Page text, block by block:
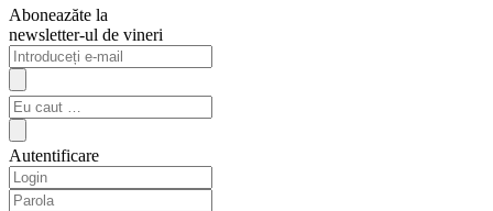
Aboneazăte la
newsletter-ul de vineri
Autentificare